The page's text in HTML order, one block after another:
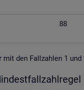
88
mit den Fall­zah­len 1